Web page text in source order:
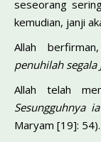
seseorang
kemudian, janji
Allah
penuhilah segala
Allah telah
Sesungguhnya
Maryam [19]: 54).